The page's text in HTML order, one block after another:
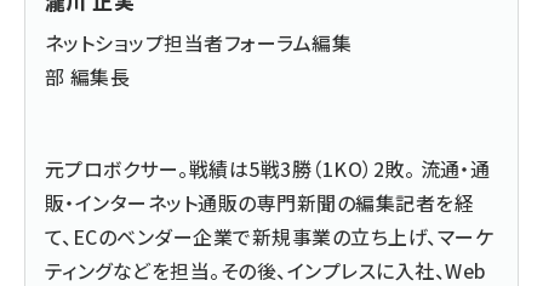
ネットショップ担当者フォーラム編集
部 編集長
元プロボクサー。戦績は5戦3勝（1KO）2敗。 流通・通
販・インターネット通販の専門新聞の編集記者を経
て、ECのベンダー企業で新規事業の立ち上げ、マーケ
ティングなどを担当。その後、インプレスに入社、Web